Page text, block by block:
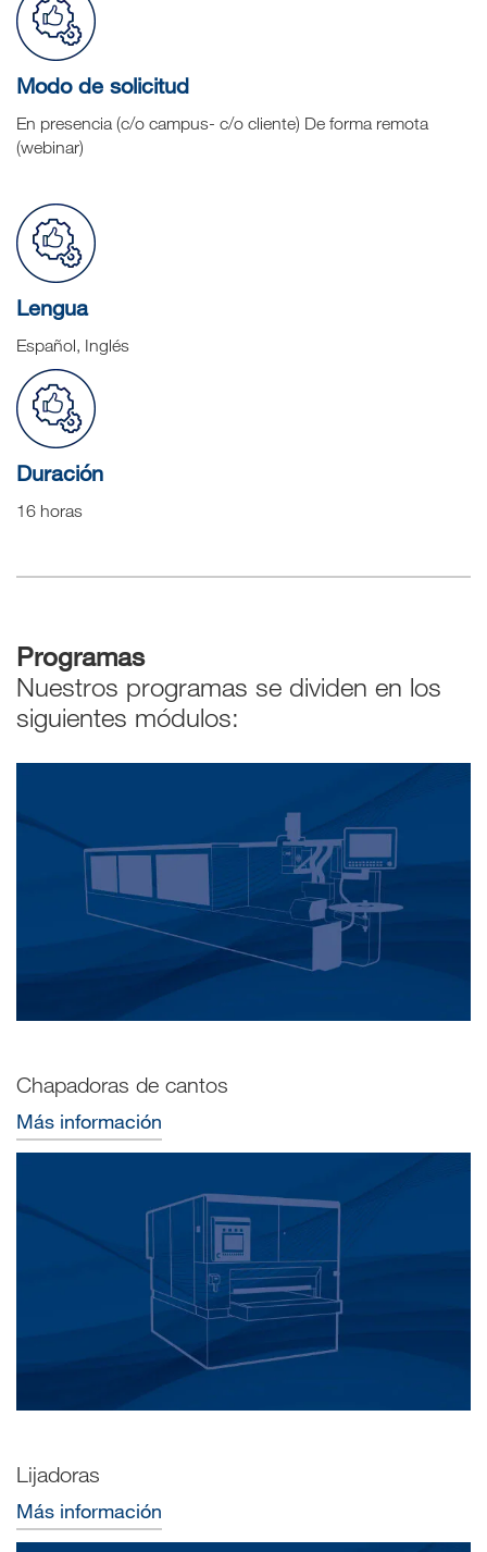
Modo de solicitud
En presencia (c/o campus- c/o cliente) De forma remota
(webinar)
Lengua
Español, Inglés
Duración
16 horas
Programas
Nuestros programas se dividen en los
siguientes módulos:
Chapadoras de cantos
Más información
Lijadoras
Más información